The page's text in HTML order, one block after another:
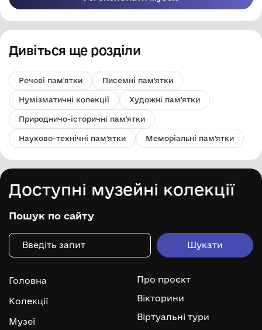
Дивіться ще розділи
Речові пам'ятки Писемні пам'ятки
Нумізматичні колекції Художні пам'ятки
Природничо-історичні пам'ятки
Науково-технічні пам'ятки Меморіальні пам'ятки
Доступні музейні колекції
Пошук по сайту
Головна
Колекції
Музеї
Про проєкт
Вікторини
Віртуальні тури